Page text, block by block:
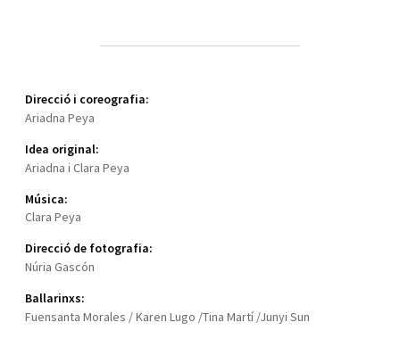
Direcció i coreografia:
Ariadna Peya
Idea original:
Ariadna i Clara Peya
Música:
Clara Peya
Direcció de fotografia:
Núria Gascón
Ballarinxs:
Fuensanta Morales / Karen Lugo /Tina Martí /Junyi Sun